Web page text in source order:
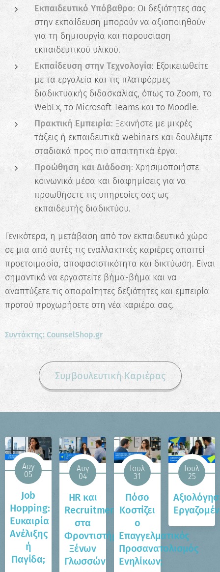
Εκπαιδευτικό Υπόβαθρο: Οι δεξιότητες σας
στην εκπαίδευση μπορούν να αξιοποιηθούν
για τη δημιουργία και παρουσίαση
εκπαιδευτικού υλικού.
Εκπαίδευση στην Τεχνολογία: Εξοικειωθείτε
με τα εργαλεία και τις πλατφόρμες
διαδικτυακής διδασκαλίας, όπως το Zoom, το
WebEx, το Microsoft Teams και το Moodle.
Πρακτική Εμπειρία: Ξεκινήστε με μικρές
τάξεις ή εκπαιδευτικά webinars και δουλέψτε
σταδιακά προς πιο απαιτητικά έργα.
Προώθηση και Διάδοση: Χρησιμοποιήστε
κοινωνικά μέσα και διαφημίσεις για να
προωθήσετε τις υπηρεσίες σας ως
εκπαιδευτής διαδικτύου.
Γενικότερα, η μετάβαση από τον εκπαιδευτικό χώρο
σε μια από αυτές τις εναλλακτικές καριέρες απαιτεί
προετοιμασία, αποφασιστικότητα και δικτύωση. Είναι
σημαντικό να εργαστείτε βήμα-βήμα και να
αναπτύξετε τις απαραίτητες δεξιότητες και εμπειρία
προτού προχωρήσετε στη νέα καριέρα σας.
Συντάκτης: CounselShop.gr
Συμβουλευτική Καριέρας
Αυγ
05
Job
Hopping:
Ευκαιρία
Ανέλιξης
ή
Παγίδα;
Αυγ
04
HR και
Recruitment
στα
Φροντιστήρια
Ξένων
Γλωσσών
Ιουλ
31
Πόσο
Κοστίζει
ο
Επαγγελματικός
Προσανατολισμός
Ενηλίκων;
Ιουλ
25